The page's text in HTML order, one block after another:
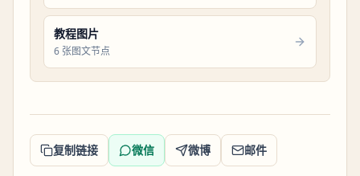
教程图片
6 张图文节点
复制链接 微信 微博 邮件